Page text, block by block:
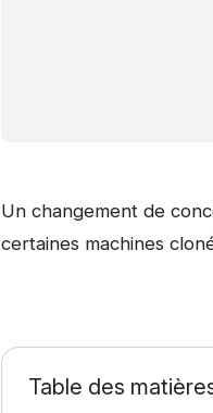
Un changement de
certaines machines
Table des